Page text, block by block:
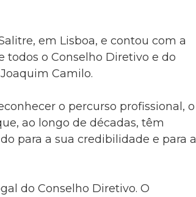
em Lisboa, e contou com a
todos o Conselho Diretivo e do
Camilo.
o percurso profissional, o
ao longo de décadas, têm
para a sua credibilidade e para a
do Conselho Diretivo. O